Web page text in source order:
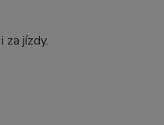
jízdy.